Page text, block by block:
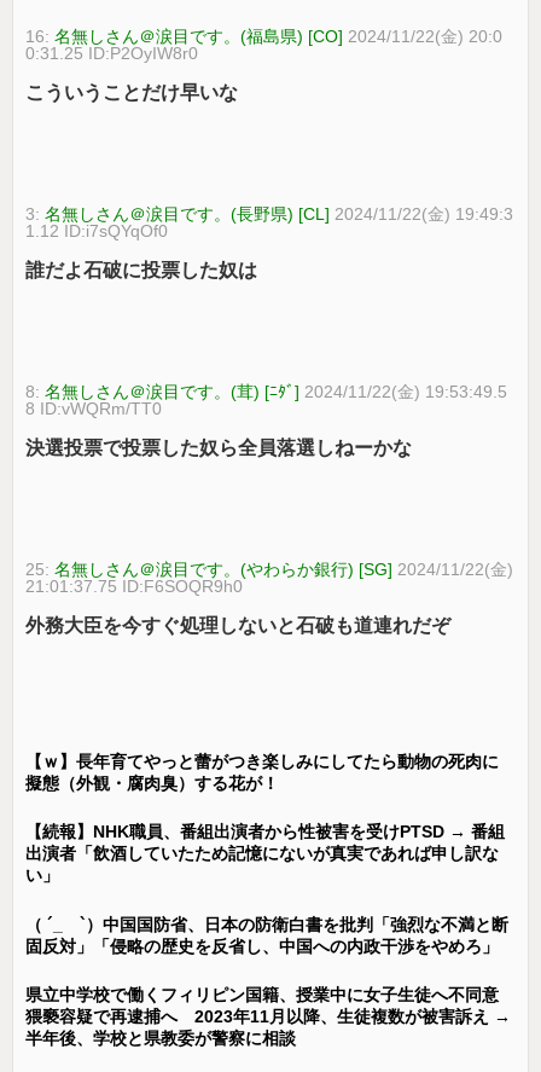
16:名無しさん＠涙目です。(福島県) [CO] 2024/11/22(金) 20:0
0:31.25 ID:P2OyIW8r0
こういうことだけ早いな
3:名無しさん＠涙目です。(長野県) [CL] 2024/11/22(金) 19:49:3
1.12 ID:i7sQYqOf0
誰だよ石破に投票した奴は
8:名無しさん＠涙目です。(茸) [ﾆﾀﾞ] 2024/11/22(金) 19:53:49.5
8 ID:vWQRm/TT0
決選投票で投票した奴ら全員落選しねーかな
25:名無しさん＠涙目です。(やわらか銀行) [SG] 2024/11/22(金)
21:01:37.75 ID:F6SOQR9h0
外務大臣を今すぐ処理しないと石破も道連れだぞ
【ｗ】長年育てやっと蕾がつき楽しみにしてたら動物の死肉に
擬態（外観・腐肉臭）する花が！
【続報】NHK職員、番組出演者から性被害を受けPTSD → 番組
出演者「飲酒していたため記憶にないが真実であれば申し訳な
い」
（ ´_ゝ`）中国国防省、日本の防衛白書を批判「強烈な不満と断
固反対」「侵略の歴史を反省し、中国への内政干渉をやめろ」
県立中学校で働くフィリピン国籍、授業中に女子生徒へ不同意
猥褻容疑で再逮捕へ 2023年11月以降、生徒複数が被害訴え →
半年後、学校と県教委が警察に相談